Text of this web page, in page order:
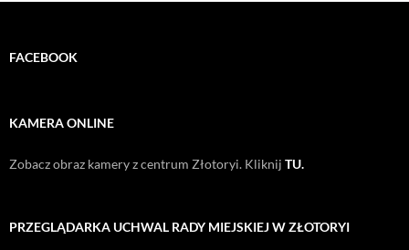
FACEBOOK
KAMERA ONLINE
Zobacz obraz kamery z centrum Złotoryi. Kliknij TU.
PRZEGLĄDARKA UCHWAL RADY MIEJSKIEJ W ZŁOTORYI